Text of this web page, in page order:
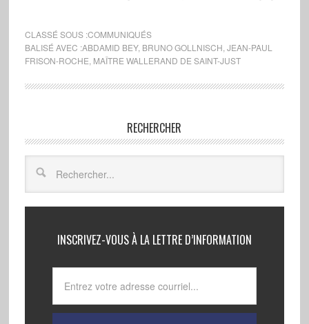
CLASSÉ SOUS :COMMUNIQUÉS
BALISÉ AVEC :ABDAMID BEY, BRUNO GOLLNISCH JEAN-PAUL
FRISON-ROCHE MAÎTRE WALLERAND DE SAINT-JUST
RECHERCHER
INSCRIVEZ-VOUS À LA LETTRE D’INFORMATION